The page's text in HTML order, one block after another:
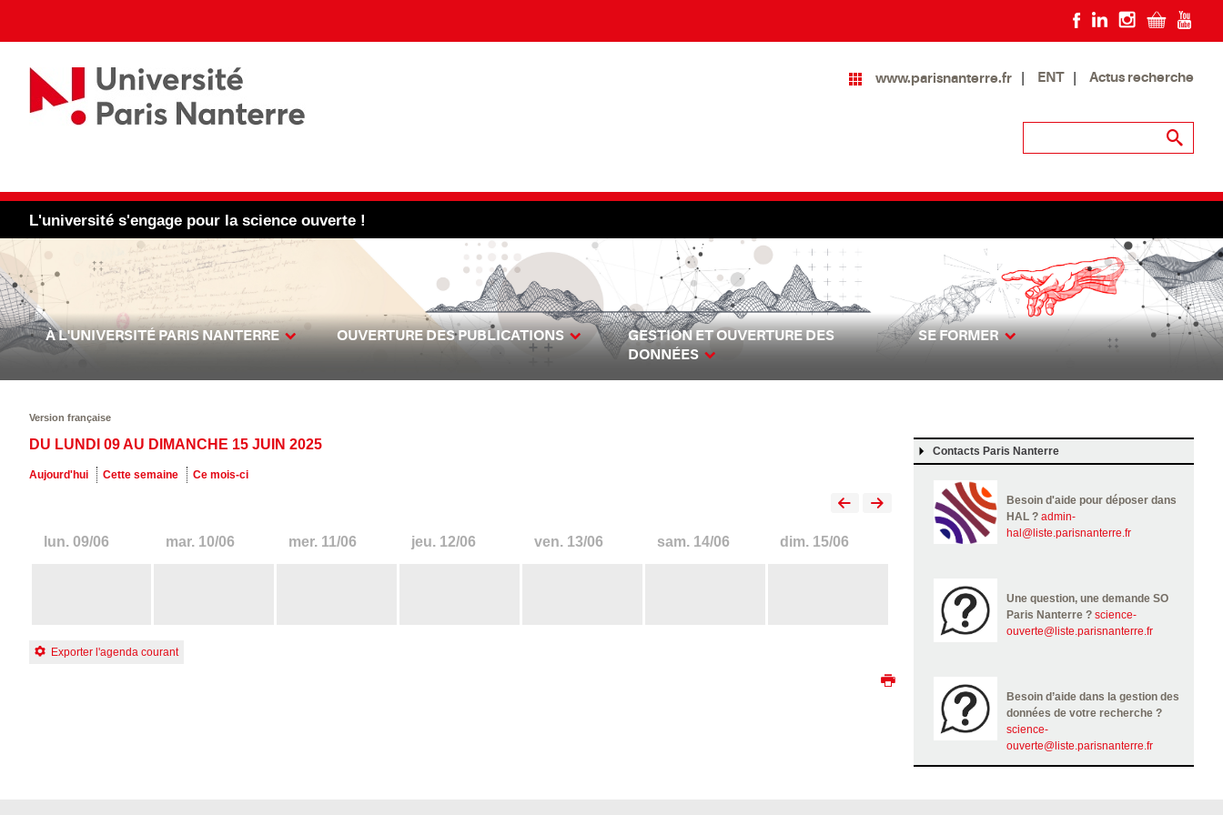
www.parisnanterre.fr ENT Actus recherche
L'université s'engage pour la science ouverte !
À L'UNIVERSITÉ PARIS NANTERRE OUVERTURE DES PUBLICATIONS
GESTION ET OUVERTURE DES
DONNÉES
SE FORMER
Version française
DU LUNDI 09 AU DIMANCHE 15 JUIN 2025
Aujourd'hui Cette semaine Ce mois-ci
lun. 09/06 mar. 10/06 mer. 11/06 jeu. 12/06 ven. 13/06 sam. 14/06 dim. 15/06
Exporter l'agenda courant
Contacts Paris Nanterre
Besoin d'aide pour déposer dans
HAL ? admin-
hal@liste.parisnanterre.fr
Une question, une demande SO
Paris Nanterre ? science-
ouverte@liste.parisnanterre.fr
Besoin d’aide dans la gestion des
données de votre recherche ?
science-
ouverte@liste.parisnanterre.fr